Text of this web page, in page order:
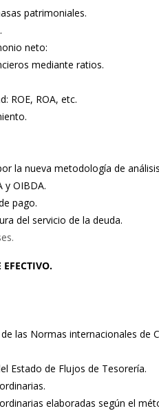
patrimoniales.
neto:
mediante ratios.
ROE, ROA, etc.
la nueva metodología de
y OIBDA.
pago.
del servicio de la deuda.
las Normas internacionales de
Estado de Flujos de Tesorería.
elaboradas según el